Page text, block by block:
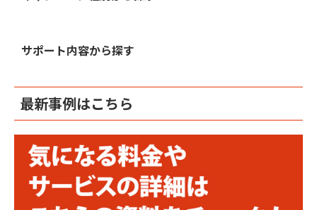
サポート内容から探す
最新事例はこちら